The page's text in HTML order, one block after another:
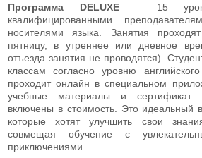
Программа DELUXE– 15
квалифицированными
носителями языка. Занятия
пятницу, в утреннее или дневное
отъезда занятия не проводятся).
классам согласно уровню
проходит онлайн в специальном
учебные материалы и сертификат
включены в стоимость. Это идеальный
которые хотят улучшить свои
совмещая обучение с
приключениями.